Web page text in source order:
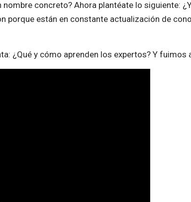
concreto? Ahora plantéate lo siguiente:
porque están en constante actualización de
¿Qué y cómo aprenden los expertos? Y fuimos